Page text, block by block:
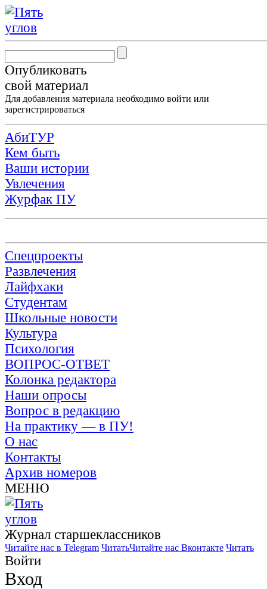
Опубликовать
свой материал
Для добавления материала необходимо войти или
зарегистрироваться
АбиТУР
Кем быть
Ваши истории
Увлечения
Журфак ПУ
Спецпроекты
Развлечения
Лайфхаки
Студентам
Школьные новости
Культура
Психология
ВОПРОС-ОТВЕТ
Колонка редактора
Наши опросы
Вопрос в редакцию
На практику — в ПУ!
О нас
Контакты
Архив номеров
МЕНЮ
Журнал старшекласcников
Читайте нас в Telegram ЧитатьЧитайте нас Вконтакте Читать
Войти
Вход